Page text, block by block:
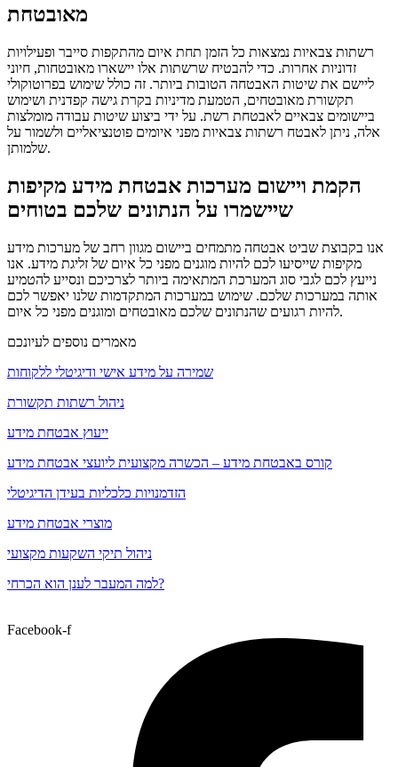
מאובטחת
רשתות צבאיות נמצאות כל הזמן תחת איום מהתקפות סייבר ופעילויות
זדוניות אחרות. כדי להבטיח שרשתות אלו יישארו מאובטחות, חיוני
ליישם את שיטות האבטחה הטובות ביותר. זה כולל שימוש בפרוטוקולי
תקשורת מאובטחים, הטמעת מדיניות בקרת גישה קפדנית ושימוש
ביישומים צבאיים לאבטחת רשת. על ידי ביצוע שיטות עבודה מומלצות
אלה, ניתן לאבטח רשתות צבאיות מפני איומים פוטנציאליים ולשמור על
שלמותן.
הקמת ויישום מערכות אבטחת מידע מקיפות
שיישמרו על הנתונים שלכם בטוחים
אנו בקבוצת שביט אבטחה מתמחים ביישום מגוון רחב של מערכות מידע
מקיפות שייסיעו לכם להיות מוגנים מפני כל איום של זליגת מידע. אנו
נייעץ לכם לגבי סוג המערכת המתאימה ביותר לצרכיכם ונסייע להטמיע
אותה במערכות שלכם. שימוש במערכות המתקדמות שלנו יאפשר לכם
להיות רגועים שהנתונים שלכם מאובטחים ומוגנים מפני כל איום.
מאמרים נוספים לעיונכם
שמירה על מידע אישי ודיגיטלי ללקוחות
ניהול רשתות תקשורת
ייעוץ אבטחת מידע
קורס באבטחת מידע – הכשרה מקצועית ליועצי אבטחת מידע
הזדמנויות כלכליות בעידן הדיגיטלי
מוצרי אבטחת מידע
ניהול תיקי השקעות מקצועי
למה המעבר לענן הוא הכרחי?
Facebook-f